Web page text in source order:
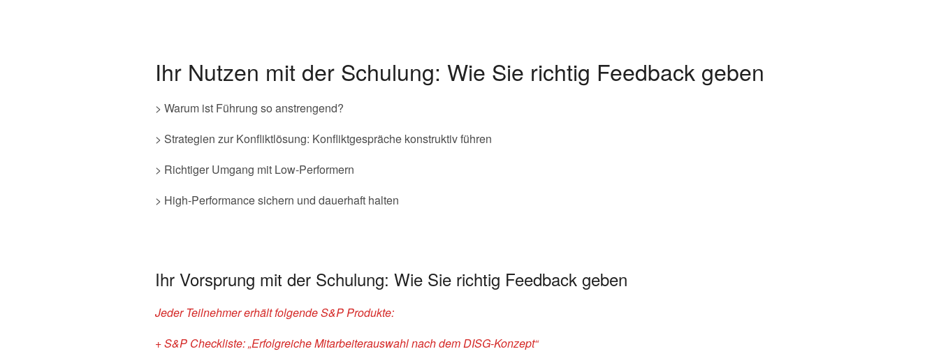
Ihr Nutzen mit der Schulung: Wie Sie richtig Feedback geben
> Warum ist Führung so anstrengend?
> Strategien zur Konfliktlösung: Konfliktgespräche konstruktiv führen
> Richtiger Umgang mit Low-Performern
> High-Performance sichern und dauerhaft halten
Ihr Vorsprung mit der Schulung: Wie Sie richtig Feedback geben
Jeder Teilnehmer erhält folgende S&P Produkte:
+ S&P Checkliste: „Erfolgreiche Mitarbeiterauswahl nach dem DISG-Konzept“